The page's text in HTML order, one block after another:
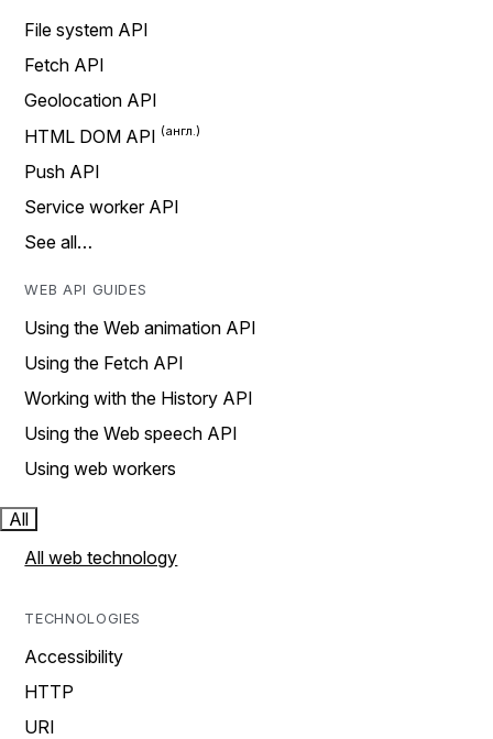
File system API
Fetch API
Geolocation API
HTML DOM API
Push API
Service worker API
See all…
WEB API GUIDES
Using the Web animation API
Using the Fetch API
Working with the History API
Using the Web speech API
Using web workers
All
All web technology
TECHNOLOGIES
Accessibility
HTTP
URI